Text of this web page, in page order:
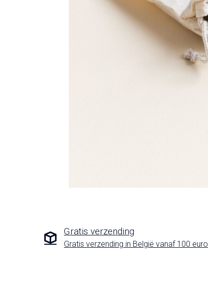
Gratis verzending
Gratis verzending in België vanaf 100 euro